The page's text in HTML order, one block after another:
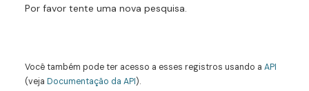
Por favor tente uma nova pesquisa.
Você também pode ter acesso a esses registros usando a API
(veja Documentação da API).